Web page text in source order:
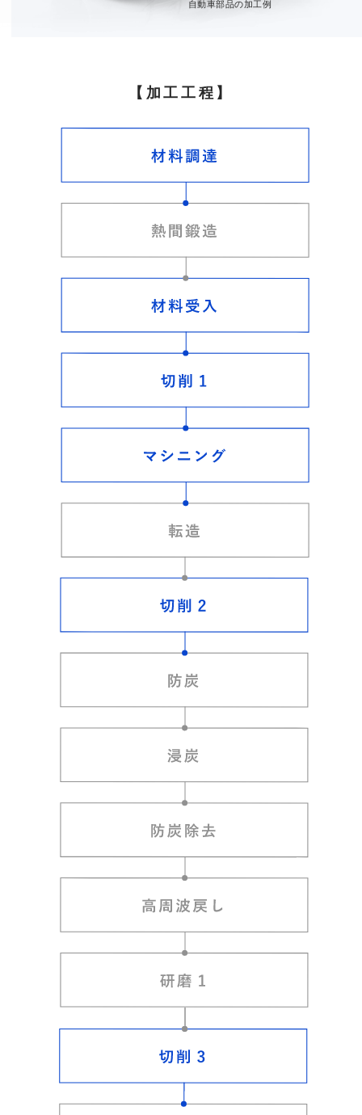
自動車部品の加工例
【加工工程】